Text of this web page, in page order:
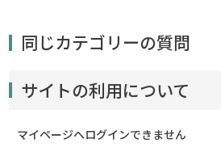
同じカテゴリーの質問
サイトの利用について
マイページへログインできません